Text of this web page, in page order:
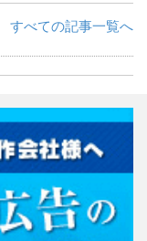
すべての記事一覧へ